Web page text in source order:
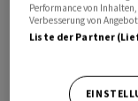
und eine Gefahr
Bereits im April
Cybertruck wird
Performance von
Verbesserung von
Liste der Partner